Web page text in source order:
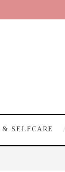
SELFCARE